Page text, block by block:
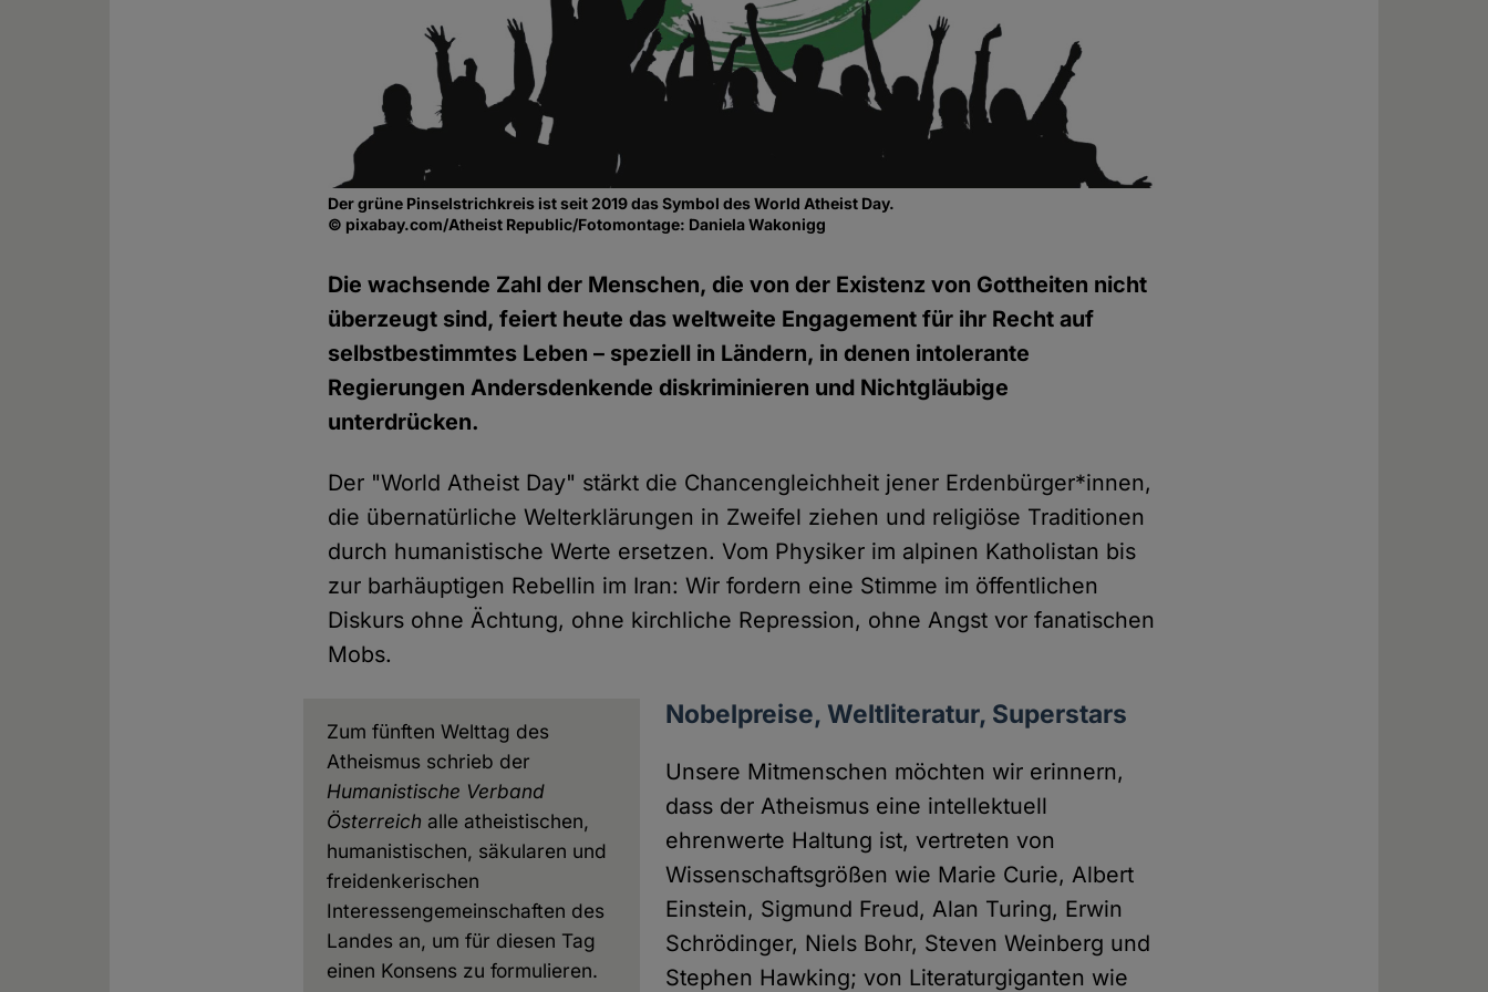
Der grüne Pinselstrichkreis ist seit 2019 das Symbol des World Atheist Day.
© pixabay.com/Atheist Republic/Fotomontage: Daniela Wakonigg
Die wachsende Zahl der Menschen, die von der Existenz von Gottheiten nicht
überzeugt sind, feiert heute das weltweite Engagement für ihr Recht auf
selbstbestimmtes Leben – speziell in Ländern, in denen intolerante
Regierungen Andersdenkende diskriminieren und Nichtgläubige
unterdrücken.
Der "World Atheist Day" stärkt die Chancengleichheit jener Erdenbürger*innen,
die übernatürliche Welterklärungen in Zweifel ziehen und religiöse Traditionen
durch humanistische Werte ersetzen. Vom Physiker im alpinen Katholistan bis
zur barhäuptigen Rebellin im Iran: Wir fordern eine Stimme im öffentlichen
Diskurs ohne Ächtung, ohne kirchliche Repression, ohne Angst vor fanatischen
Mobs.
Zum fünften Welttag des
Atheismus schrieb der
Humanistische Verband
Österreich alle atheistischen,
humanistischen, säkularen und
freidenkerischen
Interessengemeinschaften des
Landes an, um für diesen Tag
einen Konsens zu formulieren.
Nobelpreise, Weltliteratur, Superstars
Unsere Mitmenschen möchten wir erinnern,
dass der Atheismus eine intellektuell
ehrenwerte Haltung ist, vertreten von
Wissenschaftsgrößen wie Marie Curie, Albert
Einstein, Sigmund Freud, Alan Turing, Erwin
Schrödinger, Niels Bohr, Steven Weinberg und
Stephen Hawking; von Literaturgiganten wie